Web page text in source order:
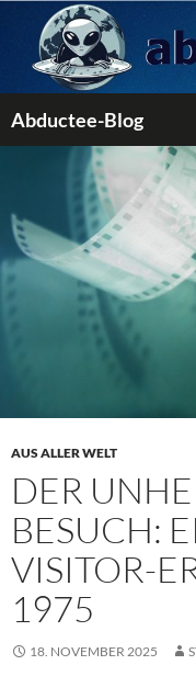
Inhalt
springen
Abductee-Blog
AUS ALLER WELT
DER
BESUCH:
VISITOR-
1975
18. NOVEMBER 2025